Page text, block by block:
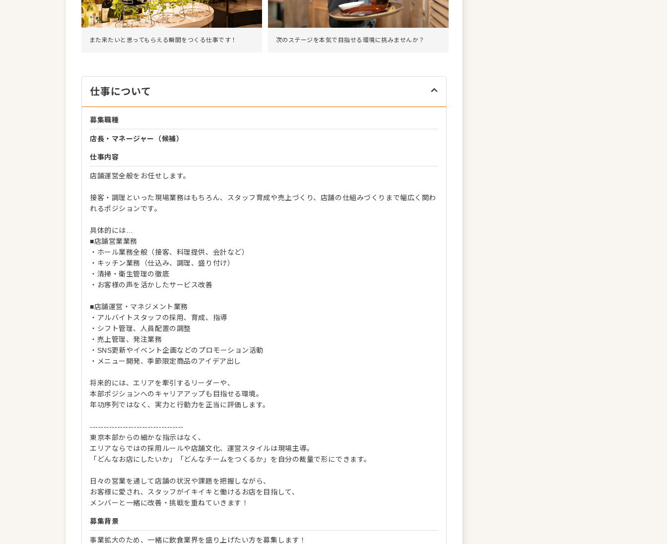
また来たいと思ってもらえる瞬間をつくる仕事です！ 次のステージを本気で目指せる環境に挑みませんか？
仕事について
募集職種
店長・マネージャー（候補）
仕事内容
店舗運営全般をお任せします。
接客・調理といった現場業務はもちろん、スタッフ育成や売上づくり、店舗の仕組みづくりまで幅広く関わ
れるポジションです。
具体的には…
■店舗営業業務
・ホール業務全般（接客、料理提供、会計など）
・キッチン業務（仕込み、調理、盛り付け）
・清掃・衛生管理の徹底
・お客様の声を活かしたサービス改善
■店舗運営・マネジメント業務
・アルバイトスタッフの採用、育成、指導
・シフト管理、人員配置の調整
・売上管理、発注業務
・SNS更新やイベント企画などのプロモーション活動
・メニュー開発、季節限定商品のアイデア出し
将来的には、エリアを牽引するリーダーや、
本部ポジションへのキャリアアップも目指せる環境。
年功序列ではなく、実力と行動力を正当に評価します。
----------------------------------
東京本部からの細かな指示はなく、
エリアならではの採用ルールや店舗文化、運営スタイルは現場主導。
「どんなお店にしたいか」「どんなチームをつくるか」を自分の裁量で形にできます。
日々の営業を通して店舗の状況や課題を把握しながら、
お客様に愛され、スタッフがイキイキと働けるお店を目指して、
メンバーと一緒に改善・挑戦を重ねていきます！
募集背景
事業拡大のため、一緒に飲食業界を盛り上げたい方を募集します！